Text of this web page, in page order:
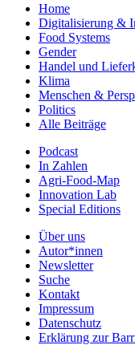
Home
Digitalisierung &
Food Systems
Gender
Handel und
Klima
Menschen &
Politics
Alle Beiträge
Podcast
In Zahlen
Agri-Food-Map
Innovation Lab
Special Editions
Über uns
Autor*innen
Newsletter
Suche
Kontakt
Impressum
Datenschutz
Erklärung zur